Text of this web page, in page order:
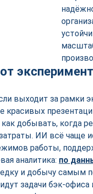
выходит за рамки
красивых
добывать, когда
ИИ всё чаще
работы,
аналитика: по
и добычу самым
задачи бэк-офиса